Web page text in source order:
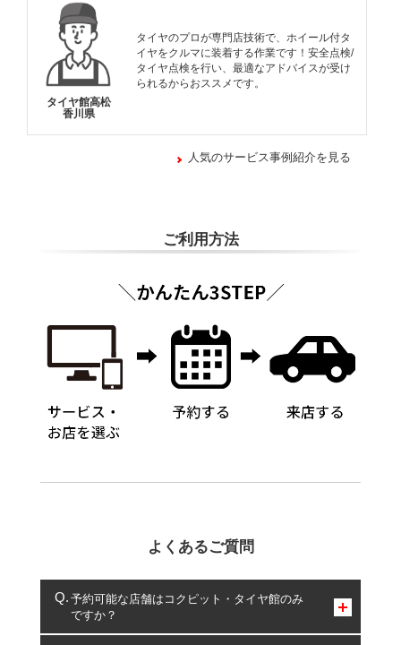
タイヤ館高松
香川県
タイヤのプロが専門店技術で、ホイール付タ
イヤをクルマに装着する作業です！安全点検/
タイヤ点検を行い、最適なアドバイスが受け
られるからおススメです。
人気のサービス事例紹介を見る
ご利用方法
よくあるご質問
予約可能な店舗はコクピット・タイヤ館のみ
ですか？